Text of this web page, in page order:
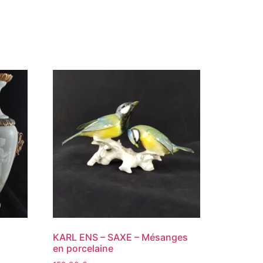
KARL ENS – SAXE – Mésanges
en porcelaine